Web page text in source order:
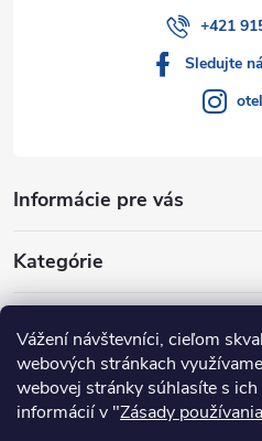
Vážení návštevníci, cieľom
webových stránkach
webovej stránky súhlasíte s
informácií v "Zásady
Informácie pre vás
Kategórie
+421
Sledujte